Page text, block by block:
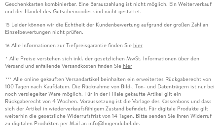
Geschenkkarten kombinierbar. Eine Barauszahlung ist nicht möglich. Ein Weiterverkauf
und der Handel des Gutscheincodes sind nicht gestattet.
15 Leider können wir die Echtheit der Kundenbewertung aufgrund der großen Zahl an
Einzelbewertungen nicht prüfen.
16 Alle Informationen zur Tiefpreisgarantie finden Sie hier
* Alle Preise verstehen sich inkl. der gesetzlichen MwSt. Informationen über den
Versand und anfallende Versandkosten finden Sie hier
*** Alle online gekauften Versandartikel beinhalten ein erweitertes Rückgaberecht von
100 Tagen nach Kaufdatum. Die Rücknahme von Bild-, Ton- und Datenträgern ist nur bei
noch versiegelter Ware möglich. Für in der Filiale gekaufte Artikel gilt ein
Rückgaberecht von 4 Wochen. Voraussetzung ist die Vorlage des Kassenbons und dass
sich der Artikel in wiederverkaufsfähigem Zustand befindet. Für digitale Produkte gilt
weiterhin die gesetzliche Widerrufsfrist von 14 Tagen. Bitte senden Sie Ihren Widerruf
zu digitalen Produkten per Mail an info@hugendubel.de.